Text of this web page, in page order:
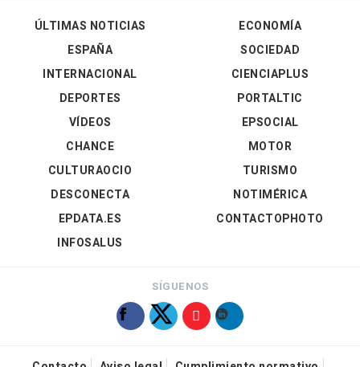
ÚLTIMAS NOTICIAS
ESPAÑA
INTERNACIONAL
DEPORTES
VÍDEOS
ECONOMÍA
SOCIEDAD
CIENCIAPLUS
PORTALTIC
EPSOCIAL
CHANCE
CULTURAOCIO
DESCONECTA
EPDATA.ES
INFOSALUS
MOTOR
TURISMO
NOTIMÉRICA
CONTACTOPHOTO
SÍGUENOS